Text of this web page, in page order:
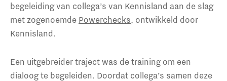
begeleiding van collega’s van Kennisland aan de slag
met zogenoemde Powerchecks, ontwikkeld door
Kennisland.
Een uitgebreider traject was de training om een
dialoog te begeleiden. Doordat collega’s samen deze